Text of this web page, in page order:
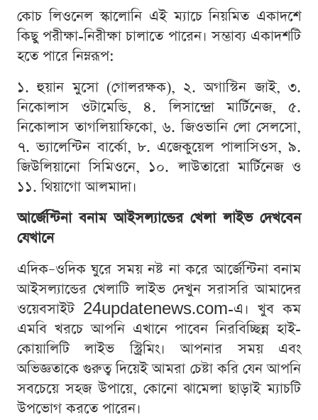
কোচ লিওনেল স্কালোনি এই ম্যাচে নিয়মিত একাদশে
কিছু পরীক্ষা-নিরীক্ষা চালাতে পারেন। সম্ভাব্য একাদশটি
হতে পারে নিম্নরূপ:
১. হুয়ান মুসো (গোলরক্ষক), ২. অগাস্টিন জাই, ৩.
নিকোলাস ওটামেন্ডি, ৪. লিসান্দ্রো মার্টিনেজ, ৫.
নিকোলাস তাগলিয়াফিকো, ৬. জিওভানি লো সেলসো,
৭. ভ্যালেন্টিন বার্কো, ৮. এজেকুয়েল পালাসিওস, ৯.
জিউলিয়ানো সিমিওনে, ১০. লাউতারো মার্টিনেজ ও
১১. থিয়াগো আলমাদা।
আর্জেন্টিনা বনাম আইসল্যান্ডের খেলা লাইভ দেখবেন
যেখানে
এদিক–ওদিক ঘুরে সময় নষ্ট না করে আর্জেন্টিনা বনাম
আইসল্যান্ডের খেলাটি লাইভ দেখুন সরাসরি আমাদের
ওয়েবসাইট 24updatenews.com-এ। খুব কম
এমবি খরচে আপনি এখানে পাবেন নিরবিচ্ছিন্ন হাই-
কোয়ালিটি লাইভ স্ট্রিমিং। আপনার সময় এবং
অভিজ্ঞতাকে গুরুত্ব দিয়েই আমরা চেষ্টা করি যেন আপনি
সবচেয়ে সহজ উপায়ে, কোনো ঝামেলা ছাড়াই ম্যাচটি
উপভোগ করতে পারেন।